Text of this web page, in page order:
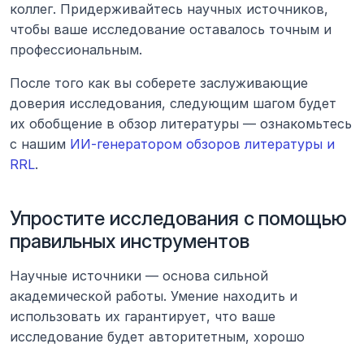
коллег. Придерживайтесь научных источников,
чтобы ваше исследование оставалось точным и
профессиональным.
После того как вы соберете заслуживающие
доверия исследования, следующим шагом будет
их обобщение в обзор литературы — ознакомьтесь
с нашим ИИ-генератором обзоров литературы и
RRL.
Упростите исследования с помощью
правильных инструментов
Научные источники — основа сильной
академической работы. Умение находить и
использовать их гарантирует, что ваше
исследование будет авторитетным, хорошо